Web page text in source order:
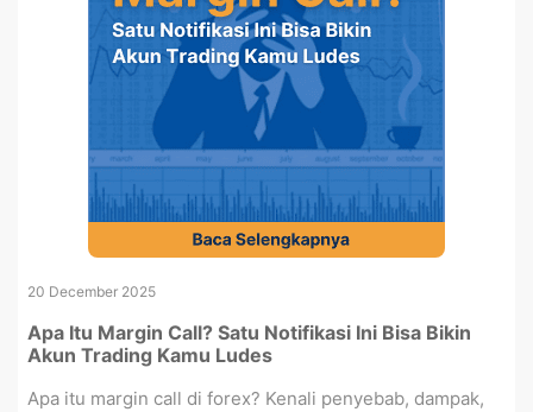
20 December 2025
Apa Itu Margin Call? Satu Notifikasi Ini Bisa Bikin
Akun Trading Kamu Ludes
Apa itu margin call di forex? Kenali penyebab, dampak,